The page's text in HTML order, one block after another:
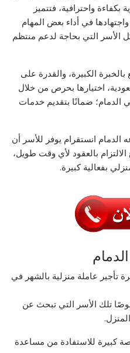
واحترافية، فتتميز
واجتهادها في أداء بعض المهام
الأسر التي بحاجة لدعم منتظم
الكبيرة، والقدرة على
اختيارها بحرص من خلال
الدمام؛ ضمانًا بتقديم خدمات
الدمام انستقرام يوفر للأسر أن
بالعقود لأي وقت طويل،
بفعالية كبيرة.
تأجير عاملة منزلية بالشهر في
تلك الأسر التي تبحث عن
كبيرة للاستفادة من مساعدة